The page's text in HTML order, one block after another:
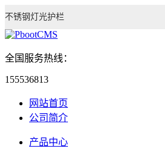
不锈钢灯光护栏
全国服务热线：
155536813
网站首页
公司简介
产品中心